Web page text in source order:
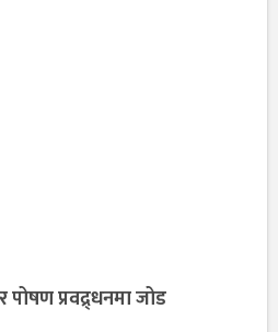
प्रवद्र्धनमा जोड